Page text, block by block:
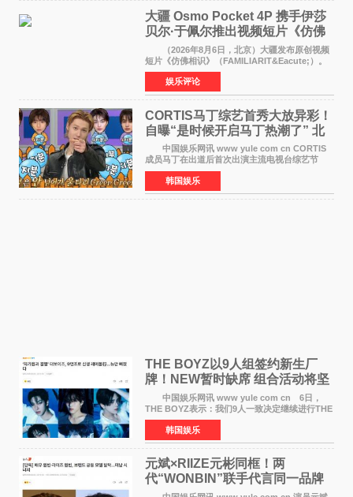
大疆 Osmo Pocket 4P 携手伊莎
贝尔·于佩尔推出视频短片《仿佛
相识》
（2026年8月6日，北京）大疆发布原创视频
短片《仿佛相识》（FAMILIARIT&Eacute;）。
视频短片由戛纳国际电影节最佳女演员伊莎贝尔·
于佩尔（Isabelle Huppert）主演，全程使用大
疆首款双主摄口
娱乐评论
CORTIS马丁综艺首秀大放异彩！
自曝“是时候开启马丁热潮了” 北
美巡演火热进行中
中国娱乐网讯 www yule com cn CORTIS
成员马丁在出道后首次出演主流电视台综艺节
目，展现了多才多艺的魅力。 马丁出演了5日
播出的MBC《Radio Star》Fashion与Passion
之间，I&lsquo;m
韩国娱乐
THE BOYZ以9人组签约新生厂
牌！NEW暂时缺席 组合活动将坚
定不移继续
中国娱乐网讯 www yule com cn 6日，
THE BOYZ表示：我们9人一致决定继续进行THE
BOYZ组合活动，并且已经完成了组合团体活动
签约。目前正在新生厂牌下进行活动准备。尚未
离开THE BOYZ原所
韩国娱乐
元斌×RIIZE元彬同框！两
代“WONBIN”联手代言同一品牌
颜值天花板合体